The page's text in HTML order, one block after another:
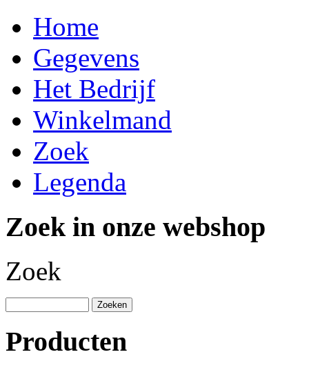
Home
Gegevens
Het Bedrijf
Winkelmand
Zoek
Legenda
Zoek in onze webshop
Zoek
Producten